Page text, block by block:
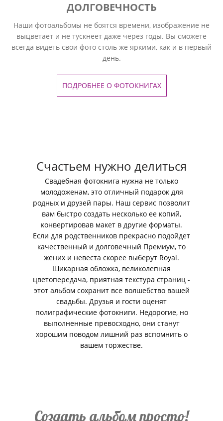
ДОЛГОВЕЧНОСТЬ
Наши фотоальбомы не боятся времени, изображение не
выцветает и не тускнеет даже через годы. Вы сможете
всегда видеть свои фото столь же яркими, как и в первый
день.
ПОДРОБНЕЕ О ФОТОКНИГАХ
Счастьем нужно делиться
Свадебная фотокнига нужна не только
молодоженам, это отличный подарок для
родных и друзей пары. Наш сервис позволит
вам быстро создать несколько ее копий,
конвертировав макет в другие форматы.
Если для родственников прекрасно подойдет
качественный и долговечный Премиум, то
жених и невеста скорее выберут Royal.
Шикарная обложка, великолепная
цветопередача, приятная текстура страниц -
этот альбом сохранит все волшебство вашей
свадьбы. Друзья и гости оценят
полиграфические фотокниги. Недорогие, но
выполненные превосходно, они станут
хорошим поводом лишний раз вспомнить о
вашем торжестве.
Создать альбом просто!